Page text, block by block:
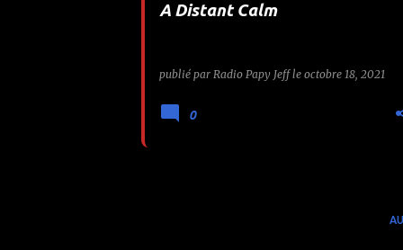
A Distant Calm
publié par Radio Papy Jeff le octobre 18, 2021
0